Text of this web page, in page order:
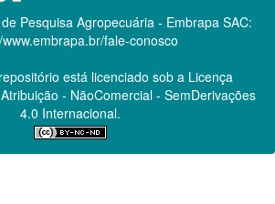
Pesquisa Agropecuária - Embrapa SAC:
fale-conosco
está licenciado sob a Licença
- NãoComercial - SemDerivações
4.0 Internacional.